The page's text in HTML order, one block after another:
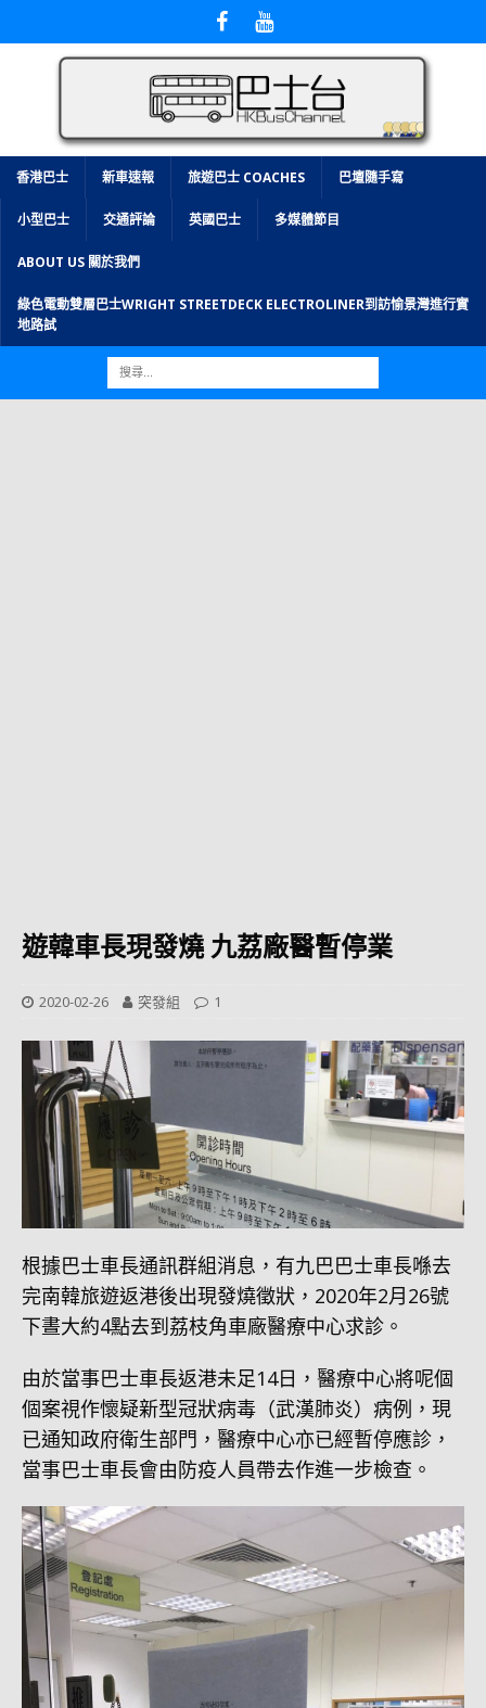
香港巴士 新車速報 旅遊巴士 COACHES 巴壇隨手寫
小型巴士 交通評論 英國巴士 多媒體節目
ABOUT US 關於我們
綠色電動雙層巴士WRIGHT STREETDECK ELECTROLINER到訪愉景灣進行實
地路試
遊韓車長現發燒 九荔廠醫暫停業
2020-02-26 突發組 1
根據巴士車長通訊群組消息，有九巴巴士車長喺去
完南韓旅遊返港後出現發燒徵狀，2020年2月26號
下晝大約4點去到荔枝角車廠醫療中心求診。
由於當事巴士車長返港未足14日，醫療中心將呢個
個案視作懷疑新型冠狀病毒（武漢肺炎）病例，現
已通知政府衛生部門，醫療中心亦已經暫停應診，
當事巴士車長會由防疫人員帶去作進一步檢查。